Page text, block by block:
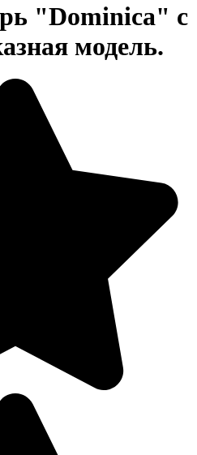
"Dominica" с
модель.